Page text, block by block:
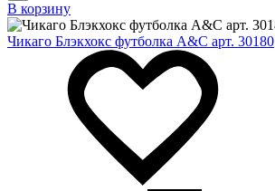
В корзину
Чикаго Блэкхокс футболка A&C арт. 30180